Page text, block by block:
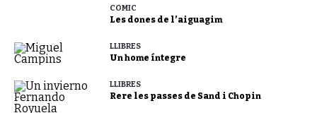
CÒMIC
Les dones de l’aiguagim
LLIBRES
Un home íntegre
LLIBRES
Rere les passes de Sand i Chopin